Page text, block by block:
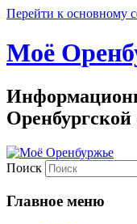
Перейти к основному
Моё
Оренбургской
Поиск
Главное меню